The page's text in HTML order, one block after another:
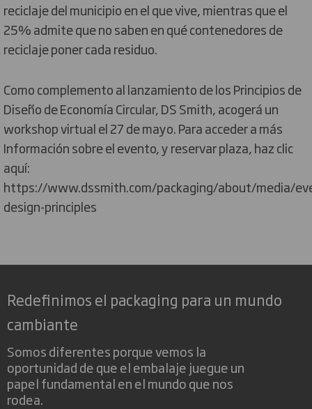
reciclaje del municipio en el que vive, mientras que el
25% admite que no saben en qué contenedores de
reciclaje poner cada residuo.
Como complemento al lanzamiento de los Principios de
Diseño de Economía Circular, DS Smith, acogerá un
workshop virtual el 27 de mayo. Para acceder a más
Información sobre el evento, y reservar plaza, haz clic
aquí:
https://www.dssmith.com/packaging/about/media/
design-principles
Redefinimos el packaging para un mundo
cambiante
Somos diferentes porque vemos la
oportunidad de que el embalaje juegue un
papel fundamental en el mundo que nos
rodea.